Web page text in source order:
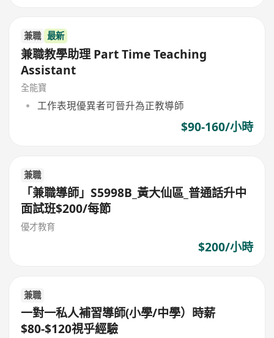
兼職 最新
兼職教學助理 Part Time Teaching
Assistant
全能寶
工作表現優異者可晉升為正教導師
$90-160/小時
兼職
「兼職導師」S5998B_黃大仙區_普通話升中
面試班$200/每節
優才教育
$200/小時
兼職
一對一私人補習導師(小學/中學）時薪
$80-$120視乎經驗